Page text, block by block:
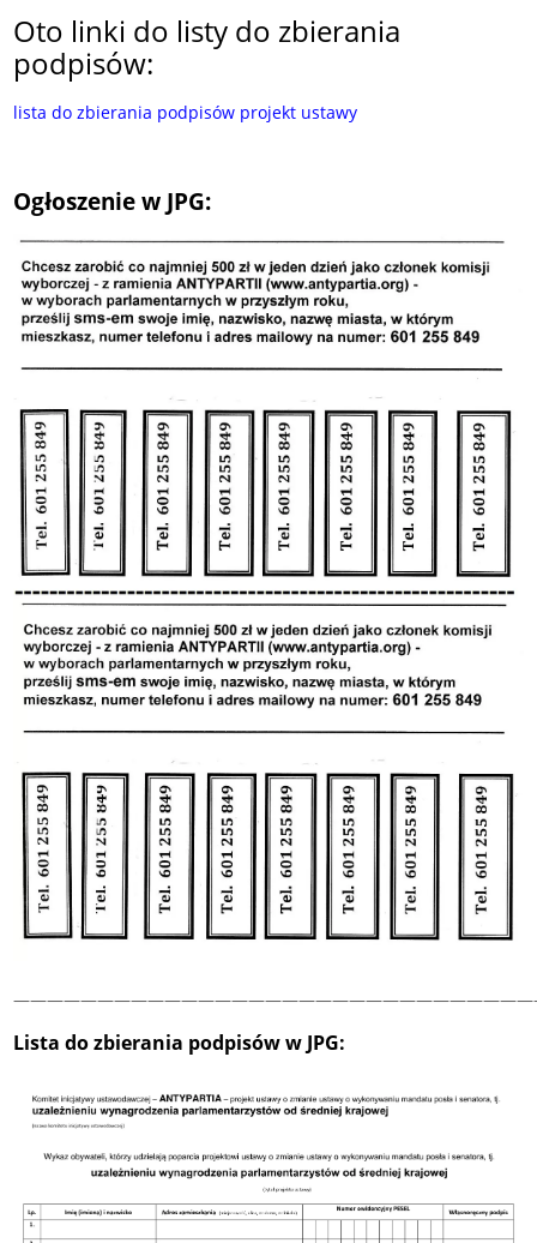
Oto linki do listy do zbierania
podpisów:
lista do zbierania podpisów projekt ustawy
Ogłoszenie w JPG:
Lista do zbierania podpisów w JPG: